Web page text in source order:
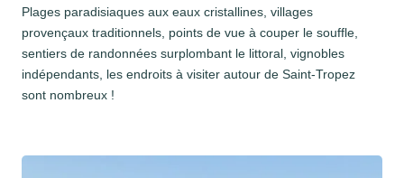
Plages paradisiaques aux eaux cristallines, villages
provençaux traditionnels, points de vue à couper le souffle,
sentiers de randonnées surplombant le littoral, vignobles
indépendants, les endroits à visiter autour de Saint-Tropez
sont nombreux !